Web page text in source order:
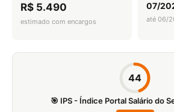
R$ 5.490
estimado com encargos
07/
até 06/
44
🎯 IPS - Índice Portal Salário do